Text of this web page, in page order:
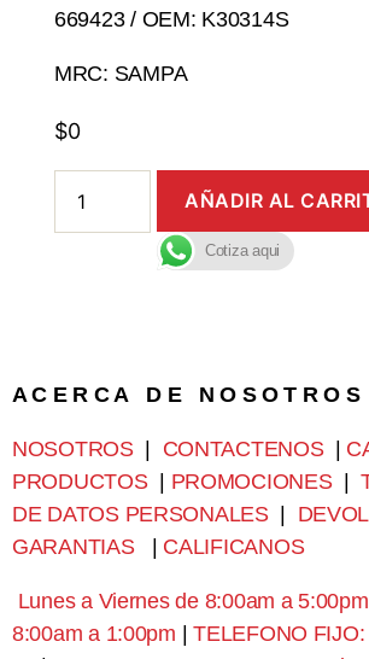
669423 / OEM: K30314S
MRC: SAMPA
$0
AÑADIR AL
Cotiza aqui
A C E R C A D E N O S O T R O S
NOSOTROS| CONTACTENOS|
PRODUCTOS| PROMOCIONES|
DE DATOS PERSONALES|
GARANTIAS
| CALIFICANOS
Lunes a Viernes de 8:00am a
8:00am a 1:00pm |TELEFONO